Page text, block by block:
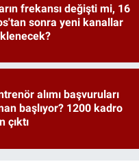
frekansı değişti mi, 16
sonra yeni kanallar
alımı başvuruları
başlıyor? 1200 kadro
çıktı